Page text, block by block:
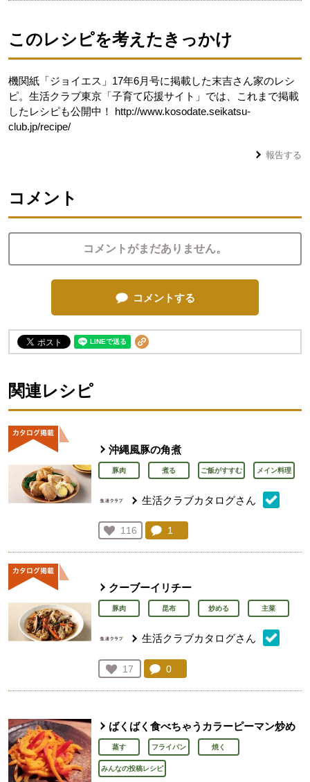
このレシピを考えたきっかけ
機関紙「ジョイエス」17年6月号に掲載した末吉さん家のレシ
ピ。生活クラブ東京「子育て応援サイト」では、これまで掲載
したレシピも公開中！ http://www.kosodate.seikatsu-
club.jp/recipe/
報告する
コメント
コメントがまだありません。
コメントする
関連レシピ
沖縄風豚の角煮
豚肉 煮る ご飯がすすむ メイン料理
生活クラブカタログさん
お気に入り登録：
116
人が登録
コメント：
1
クーブーイリチー
豚肉 昆布 炒める 主菜
生活クラブカタログさん
お気に入り登録：
17
人が登録
コメント：
0
ばくばく食べちゃうカラーピーマン炒め
蒸す フライパン 焼く
みんなの投稿レシピ